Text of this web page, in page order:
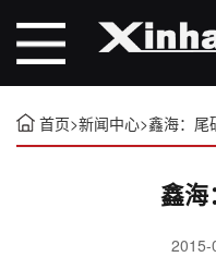
首页>新闻中心>鑫海：尾
鑫海
2015-